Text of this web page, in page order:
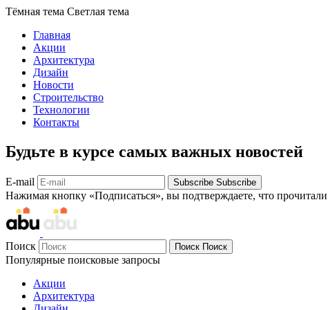
Тёмная тема Светлая тема
Главная
Акции
Архитектура
Дизайн
Новости
Строительство
Технологии
Контакты
Будьте в курсе самых важных новостей
E-mail Subscribe Subscribe
Нажимая кнопку «Подписаться», вы подтверждаете, что
Поиск Поиск Поиск
Популярные поисковые запросы
Акции
Архитектура